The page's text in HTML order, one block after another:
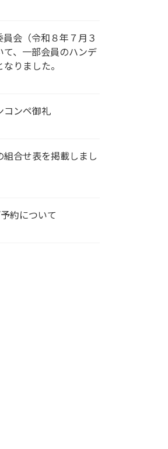
会（令和８年７月３
て、一部会員のハンデ
りました。
コンペ御礼
組合せ表を掲載しまし
約について